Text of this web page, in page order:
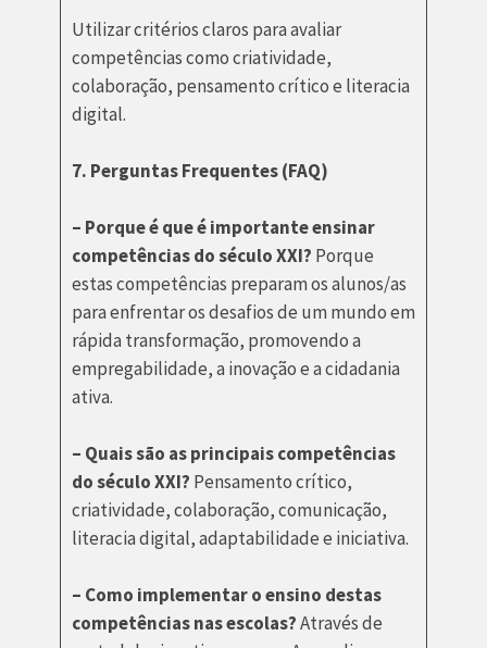
Utilizar critérios claros para avaliar
competências como criatividade,
colaboração, pensamento crítico e literacia
digital.
7. Perguntas Frequentes (FAQ)
– Porque é que é importante ensinar
competências do século XXI? Porque
estas competências preparam os alunos/as
para enfrentar os desafios de um mundo em
rápida transformação, promovendo a
empregabilidade, a inovação e a cidadania
ativa.
– Quais são as principais competências
do século XXI? Pensamento crítico,
criatividade, colaboração, comunicação,
literacia digital, adaptabilidade e iniciativa.
– Como implementar o ensino destas
competências nas escolas?Através de